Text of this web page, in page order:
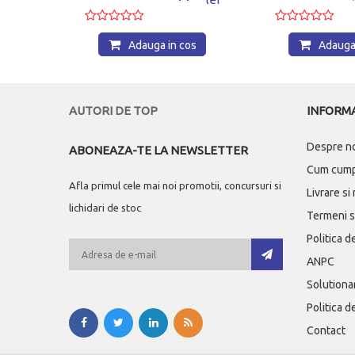
Adauga in cos
AUTORI DE TOP
ABONEAZA-TE LA NEWSLETTER
Afla primul cele mai noi promotii, concursuri si
lichidari de stoc
Despre
Cum
Livrare si
Termeni
Politica
ANPC
Politica
Contact